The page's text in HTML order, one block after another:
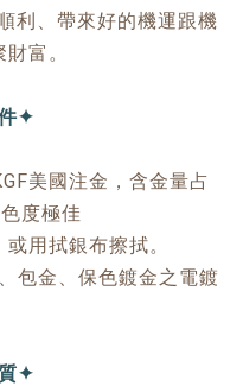
利、帶來好的機運跟機
富。
✦
美國注金，含金量占
度極佳
用拭銀布擦拭。
包金、保色鍍金之電鍍
✦